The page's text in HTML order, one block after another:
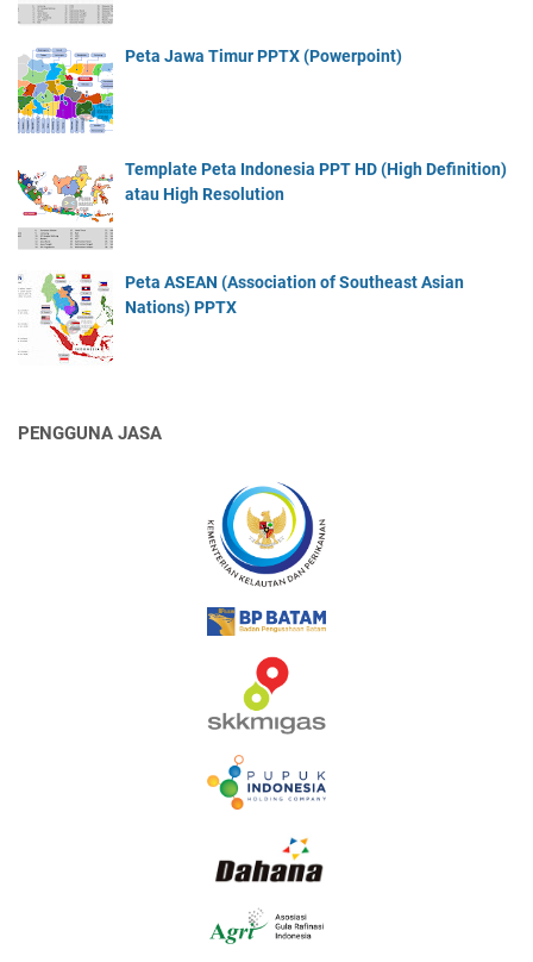
Peta Jawa Timur PPTX (Powerpoint)
Template Peta Indonesia PPT HD (High Definition)
atau High Resolution
Peta ASEAN (Association of Southeast Asian
Nations) PPTX
PENGGUNA JASA